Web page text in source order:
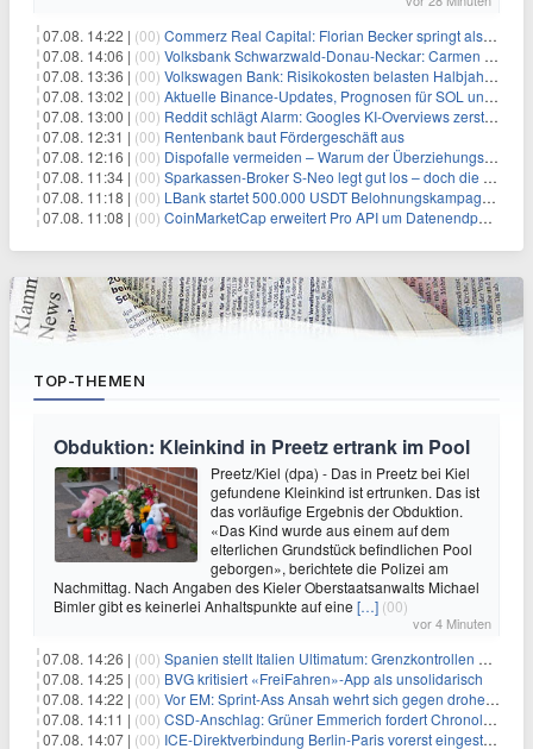
07.08. 14:22 | (00) Commerz Real Capital: Florian Becker springt als Leiter ein
07.08. 14:06 | (00) Volksbank Schwarzwald-Donau-Neckar: Carmen Wedam übernimmt Aufsichtsratsvorsitz
07.08. 13:36 | (00) Volkswagen Bank: Risikokosten belasten Halbjahresergebnis
07.08. 13:02 | (00) Aktuelle Binance-Updates, Prognosen für SOL und DOGE: Zusammenfassung vom 7. August
07.08. 13:00 | (00) Reddit schlägt Alarm: Googles KI-Overviews zerstören das Traffic-Geschäftsmodell
07.08. 12:31 | (00) Rentenbank baut Fördergeschäft aus
07.08. 12:16 | (00) Dispofalle vermeiden – Warum der Überziehungskredit teurer ist als gedacht
07.08. 11:34 | (00) Sparkassen-Broker S-Neo legt gut los – doch die Schwachstellen bleiben
07.08. 11:18 | (00) LBank startet 500.000 USDT Belohnungskampagne mit Pudgy Penguins
07.08. 11:08 | (00) CoinMarketCap erweitert Pro API um Datenendpunkte für reale Vermögenswerte
TOP-THEMEN
Obduktion: Kleinkind in Preetz ertrank im Pool
Preetz/Kiel (dpa) - Das in Preetz bei Kiel
gefundene Kleinkind ist ertrunken. Das ist
das vorläufige Ergebnis der Obduktion.
«Das Kind wurde aus einem auf dem
elterlichen Grundstück befindlichen Pool
geborgen», berichtete die Polizei am
Nachmittag. Nach Angaben des Kieler Oberstaatsanwalts Michael
Bimler gibt es keinerlei Anhaltspunkte auf eine […] (00)
vor 4 Minuten
07.08. 14:26 | (00) Spanien stellt Italien Ultimatum: Grenzkontrollen beenden
07.08. 14:25 | (00) BVG kritisiert «FreiFahren»-App als unsolidarisch
07.08. 14:22 | (00) Vor EM: Sprint-Ass Ansah wehrt sich gegen drohende Sperre
07.08. 14:11 | (00) CSD-Anschlag: Grüner Emmerich fordert Chronologie von Dobrindt
07.08. 14:07 | (00) ICE-Direktverbindung Berlin-Paris vorerst eingestellt